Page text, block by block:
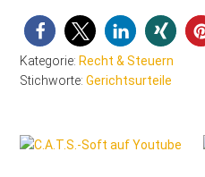
Kategorie: Recht & Steuern
Stichworte:Gerichtsurteile
Seitenspalte